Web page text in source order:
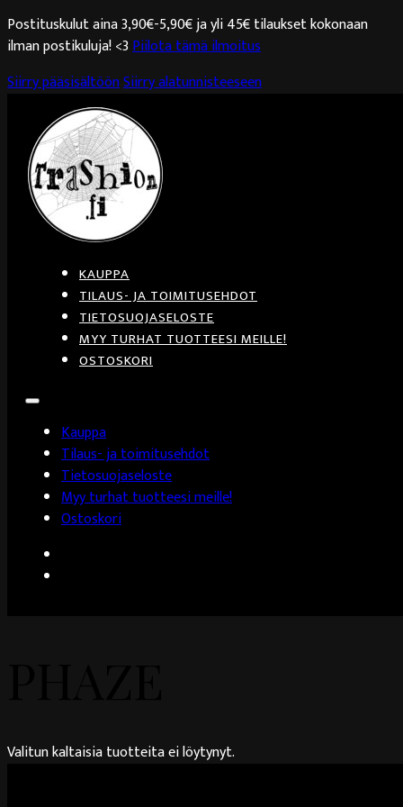
Postituskulut aina 3,90€-5,90€ ja yli 45€ tilaukset kokonaan
ilman postikuluja! <3Piilota tämä ilmoitus
Siirry pääsisältöönSiirry alatunnisteeseen
KAUPPA
TILAUS- JA TOIMITUSEHDOT
TIETOSUOJASELOSTE
MYY TURHAT TUOTTEESI MEILLE!
OSTOSKORI
Kauppa
Tilaus- ja toimitusehdot
Tietosuojaseloste
Myy turhat tuotteesi meille!
Ostoskori
Valitun kaltaisia tuotteita ei löytynyt.